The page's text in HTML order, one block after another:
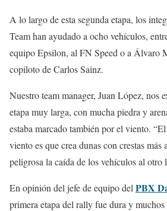
A lo largo de esta segunda etapa, los
Team han ayudado a ocho vehículos,
equipo Epsilon, al FN Speed o a Álvaro
copiloto de Carlos Sainz.
Nuestro team manager, Juan López, nos
etapa muy larga, con mucha piedra y
estaba marcado también por el viento.
viento es que crea dunas con crestas más
peligrosa la caída de los vehículos al otro
En opinión del jefe de equipo del PBX
primera etapa del rally fue dura y